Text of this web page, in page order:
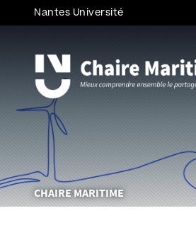
Nantes Université
Vous
êtes
CHAIRE MARITIME